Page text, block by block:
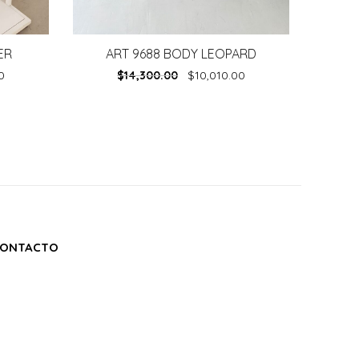
ART 9688 BODY LEOPARD
$14,300.00 $10,010.00